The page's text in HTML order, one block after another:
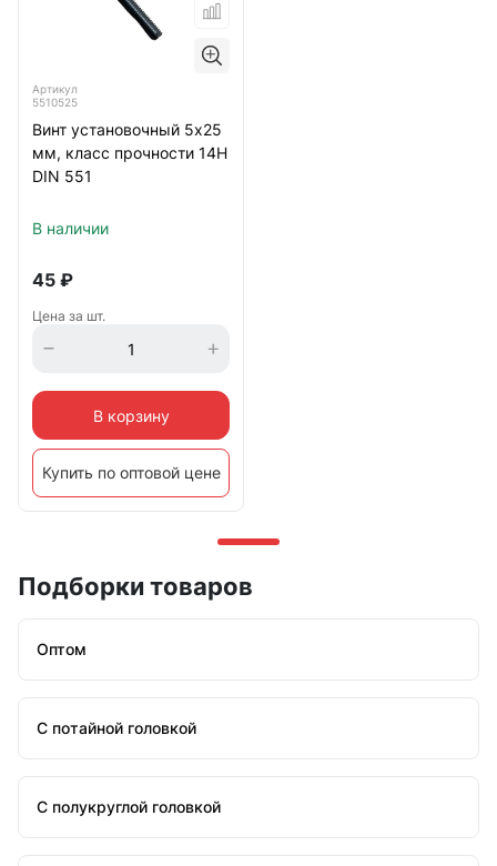
Артикул
5510525
Винт установочный 5х25
мм, класс прочности 14Н
DIN 551
В наличии
45 ₽
Цена за шт.
В корзину
Купить по оптовой цене
Подборки товаров
Оптом
С потайной головкой
С полукруглой головкой